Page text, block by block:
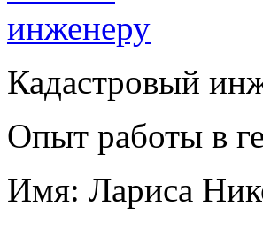
Кадастровый
Опыт работы в
Имя: Лариса